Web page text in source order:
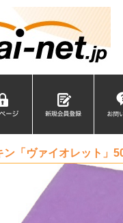
「ヴァイオレット」